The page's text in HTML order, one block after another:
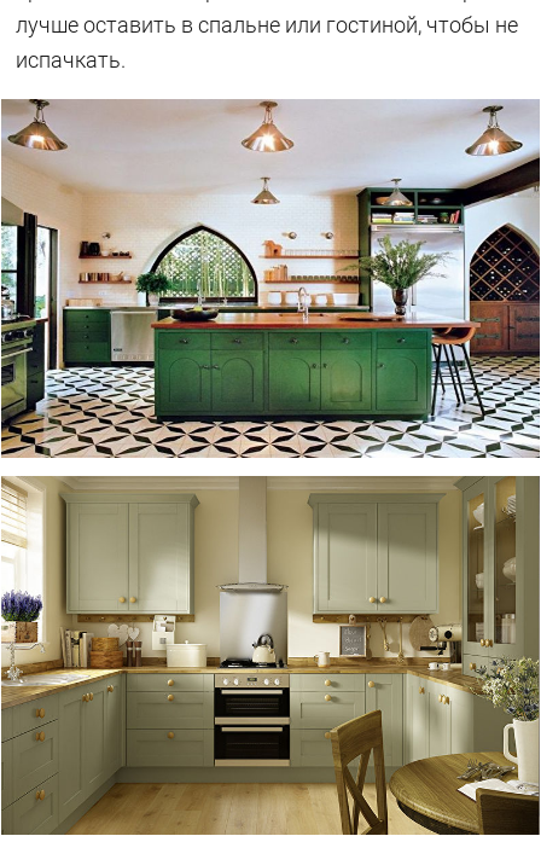
лучше оставить в спальне или гостиной, чтобы не
испачкать.